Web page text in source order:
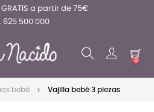
GRATIS a partir de 75€
625 500 000
0
bebé Vajilla bebé 3 piezas